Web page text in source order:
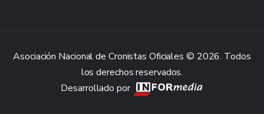
Asociación Nacional de Cronistas Oficiales © 2026. Todos
los derechos reservados.
Desarrollado por